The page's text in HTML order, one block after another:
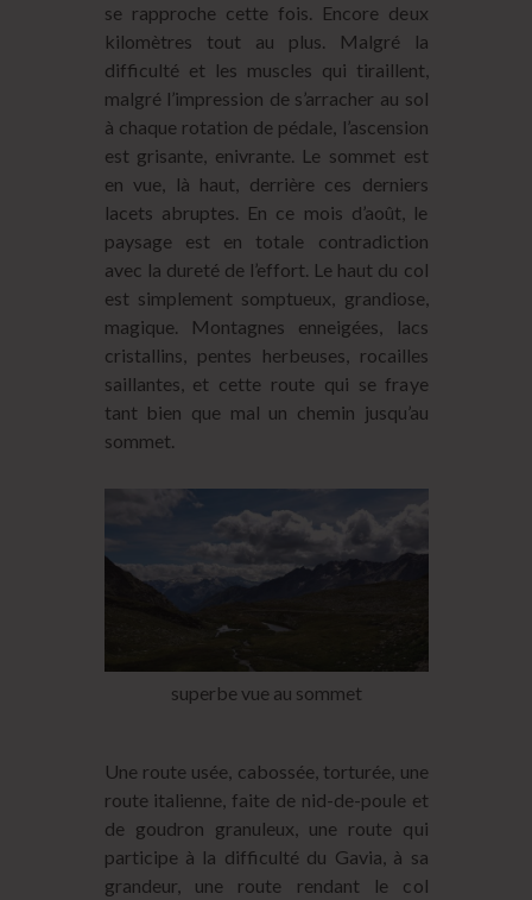
se rapproche cette fois. Encore deux
kilomètres tout au plus. Malgré la
difficulté et les muscles qui tiraillent,
malgré l’impression de s’arracher au sol
à chaque rotation de pédale, l’ascension
est grisante, enivrante. Le sommet est
en vue, là haut, derrière ces derniers
lacets abruptes. En ce mois d’août, le
paysage est en totale contradiction
avec la dureté de l’effort. Le haut du col
est simplement somptueux, grandiose,
magique. Montagnes enneigées, lacs
cristallins, pentes herbeuses, rocailles
saillantes, et cette route qui se fraye
tant bien que mal un chemin jusqu’au
sommet.
superbe vue au sommet
Une route usée, cabossée, torturée, une
route italienne, faite de nid-de-poule et
de goudron granuleux, une route qui
participe à la difficulté du Gavia, à sa
grandeur, une route rendant le col